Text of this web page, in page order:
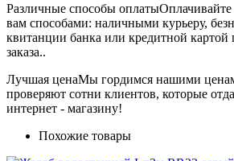
Различные способы оплаты
вам способами: наличными курьеру,
квитанции банка или кредитной
заказа..
Лучшая ценаМы гордимся нашими
проверяют сотни клиентов, которые
интернет - магазину!
Похожие товары